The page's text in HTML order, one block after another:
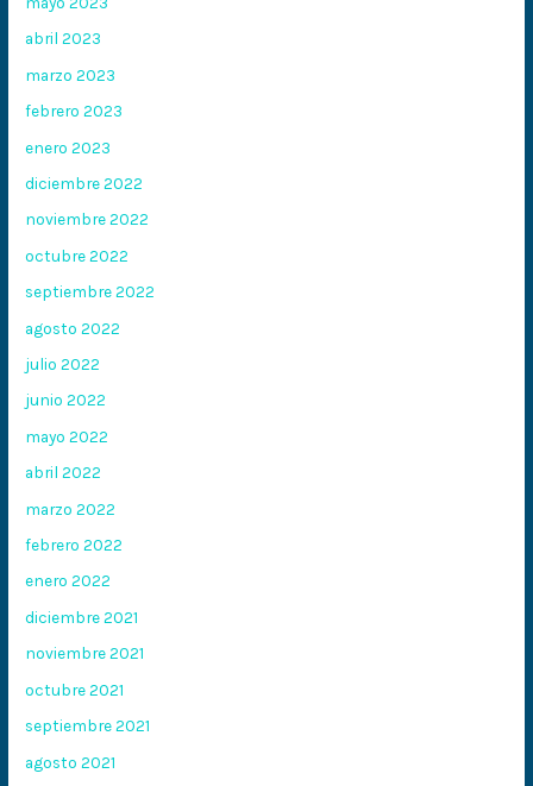
abril 2023
marzo 2023
febrero 2023
enero 2023
diciembre 2022
noviembre 2022
octubre 2022
septiembre 2022
agosto 2022
julio 2022
junio 2022
mayo 2022
abril 2022
marzo 2022
febrero 2022
enero 2022
diciembre 2021
noviembre 2021
octubre 2021
septiembre 2021
agosto 2021